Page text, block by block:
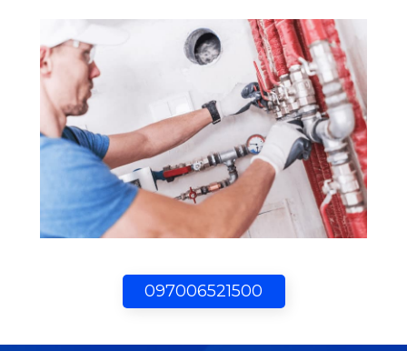
097006521500